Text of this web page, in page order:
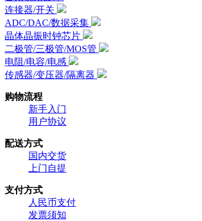
连接器/开关
ADC/DAC/数据采集
晶体晶振时钟芯片
二极管/三极管/MOS管
电阻/电容/电感
传感器/变压器/隔离器
购物流程
新手入门
用户协议
配送方式
国内交货
上门自提
支付方式
人民币支付
发票须知